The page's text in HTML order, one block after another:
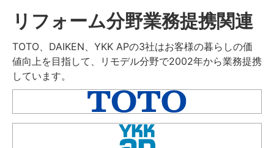
リフォーム分野業務提携関連
TOTO、DAIKEN、YKK APの3社はお客様の暮らしの価
値向上を目指して、リモデル分野で2002年から業務提携
しています。